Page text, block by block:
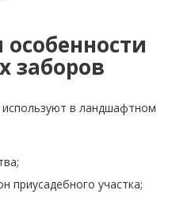
заборов
в ландшафтном
приусадебного участка;